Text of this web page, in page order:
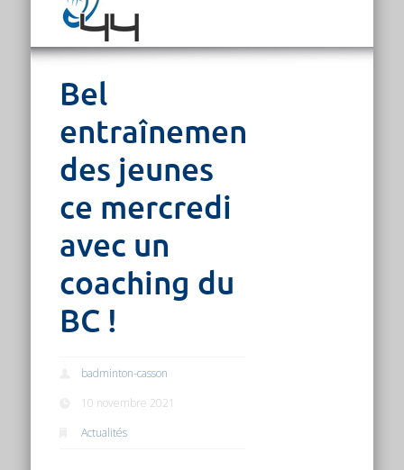
Bel
entraînement
des jeunes
ce mercredi
avec un
coaching du
BC !
badminton-casson
10 novembre 2021
Actualités